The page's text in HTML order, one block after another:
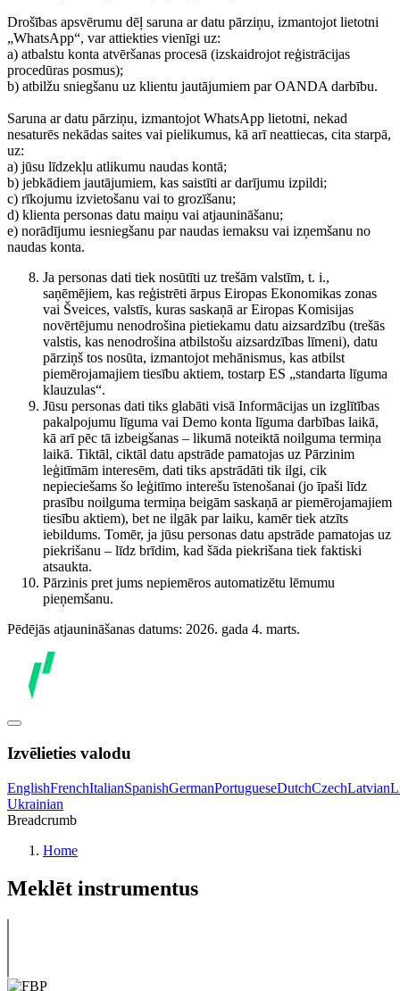
Drošības apsvērumu dēļ saruna ar datu pārziņu, izmantojot lietotni
„WhatsApp“, var attiekties vienīgi uz:
a) atbalstu konta atvēršanas procesā (izskaidrojot reģistrācijas
procedūras posmus);
b) atbilžu sniegšanu uz klientu jautājumiem par OANDA darbību.
Saruna ar datu pārziņu, izmantojot WhatsApp lietotni, nekad
nesaturēs nekādas saites vai pielikumus, kā arī neattiecas, cita starpā,
uz:
a) jūsu līdzekļu atlikumu naudas kontā;
b) jebkādiem jautājumiem, kas saistīti ar darījumu izpildi;
c) rīkojumu izvietošanu vai to grozīšanu;
d) klienta personas datu maiņu vai atjaunināšanu;
e) norādījumu iesniegšanu par naudas iemaksu vai izņemšanu no
naudas konta.
Ja personas dati tiek nosūtīti uz trešām valstīm, t. i.,
saņēmējiem, kas reģistrēti ārpus Eiropas Ekonomikas zonas
vai Šveices, valstīs, kuras saskaņā ar Eiropas Komisijas
novērtējumu nenodrošina pietiekamu datu aizsardzību (trešās
valstis, kas nenodrošina atbilstošu aizsardzības līmeni), datu
pārziņš tos nosūta, izmantojot mehānismus, kas atbilst
piemērojamajiem tiesību aktiem, tostarp ES „standarta līguma
klauzulas“.
Jūsu personas dati tiks glabāti visā Informācijas un izglītības
pakalpojumu līguma vai Demo konta līguma darbības laikā,
kā arī pēc tā izbeigšanas – likumā noteiktā noilguma termiņa
laikā. Tiktāl, ciktāl datu apstrāde pamatojas uz Pārzinim
leģitīmām interesēm, dati tiks apstrādāti tik ilgi, cik
nepieciešams šo leģitīmo interešu īstenošanai (jo īpaši līdz
prasību noilguma termiņa beigām saskaņā ar piemērojamajiem
tiesību aktiem), bet ne ilgāk par laiku, kamēr tiek atzīts
iebildums. Tomēr, ja jūsu personas datu apstrāde pamatojas uz
piekrišanu – līdz brīdim, kad šāda piekrišana tiek faktiski
atsaukta.
Pārzinis pret jums nepiemēros automatizētu lēmumu
pieņemšanu.
Pēdējās atjaunināšanas datums: 2026. gada 4. marts.
Izvēlieties valodu
EnglishFrenchItalianSpanishGermanPortugueseDutchCzechLatvian
Ukrainian
Breadcrumb
Home
Meklēt instrumentus